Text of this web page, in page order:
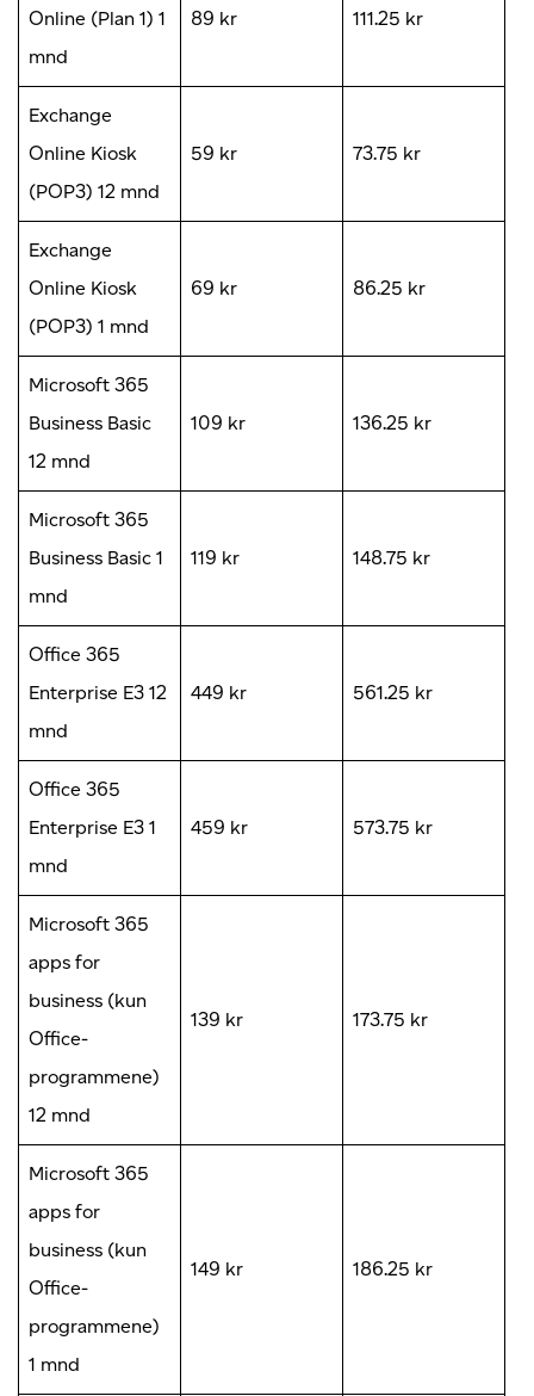
Online (Plan 1) 1
mnd
89 kr 111.25 kr
Exchange
Online Kiosk
(POP3) 12 mnd
59 kr 73.75 kr
Exchange
Online Kiosk
(POP3) 1 mnd
69 kr 86.25 kr
Microsoft 365
Business Basic
12 mnd
109 kr 136.25 kr
Microsoft 365
Business Basic 1
mnd
119 kr 148.75 kr
Office 365
Enterprise E3 12
mnd
449 kr 561.25 kr
Office 365
Enterprise E3 1
mnd
459 kr 573.75 kr
Microsoft 365
apps for
business (kun
Office-
programmene)
12 mnd
139 kr 173.75 kr
Microsoft 365
apps for
business (kun
Office-
programmene)
1 mnd
149 kr 186.25 kr